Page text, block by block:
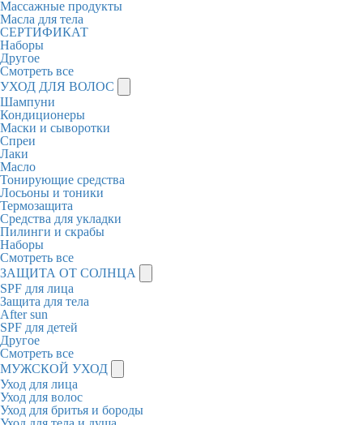
Массажные продукты
Масла для тела
СЕРТИФИКАТ
Наборы
Другое
Смотреть все
УХОД ДЛЯ ВОЛОС
Шампуни
Кондиционеры
Маски и сыворотки
Спреи
Лаки
Масло
Тонирующие средства
Лосьоны и тоники
Термозащита
Средства для укладки
Пилинги и скрабы
Наборы
Смотреть все
ЗАЩИТА ОТ СОЛНЦА
SPF для лица
Защита для тела
After sun
SPF для детей
Другое
Смотреть все
МУЖСКОЙ УХОД
Уход для лица
Уход для волос
Уход для бритья и бороды